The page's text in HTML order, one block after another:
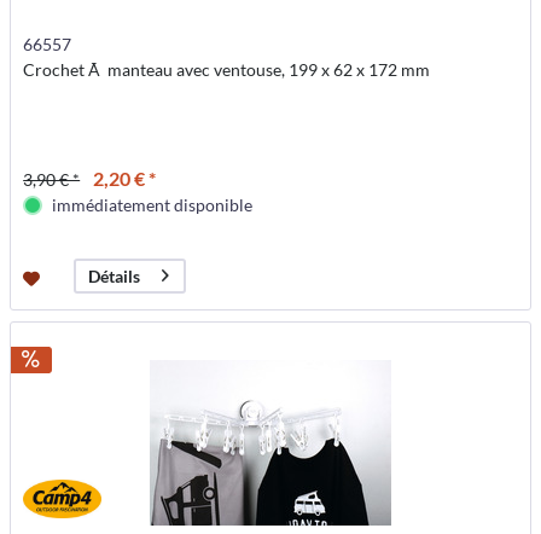
66557
Crochet Ã manteau avec ventouse, 199 x 62 x 172 mm
3,90 € * 2,20 € *
immédiatement disponible
Détails